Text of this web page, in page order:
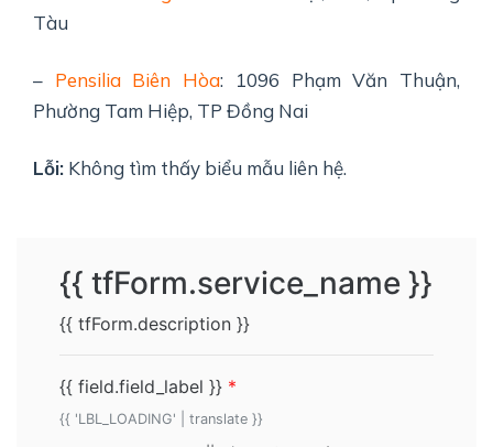
Tàu
– Pensilia Biên Hòa: 1096 Phạm Văn Thuận,
Phường Tam Hiệp, TP Đồng Nai
Lỗi: Không tìm thấy biểu mẫu liên hệ.